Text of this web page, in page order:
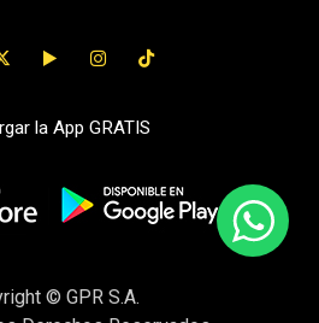
la App GRATIS
© GPR S.A.